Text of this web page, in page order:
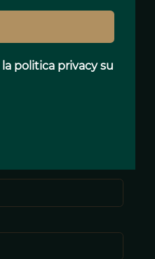
la politica privacysu